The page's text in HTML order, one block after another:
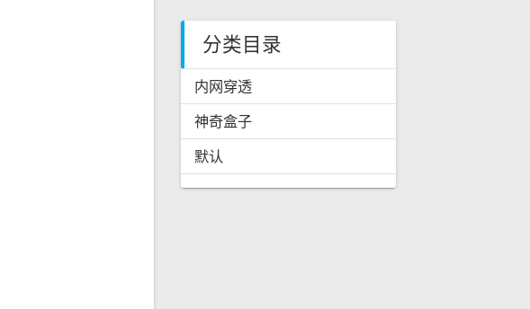
分类目录
内网穿透
神奇盒子
默认